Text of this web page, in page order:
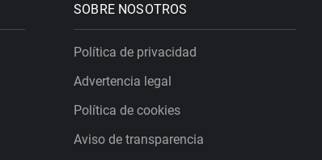
SOBRE NOSOTROS
Política de privacidad
Advertencia legal
Política de cookies
Aviso de transparencia